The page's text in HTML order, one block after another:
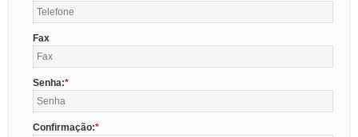
Fax
Senha:
Confirmação: